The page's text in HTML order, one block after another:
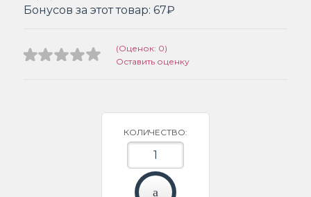
Бонусов за этот товар: 67₽
(Оценок: 0)
Оставить оценку
КОЛИЧЕСТВО: